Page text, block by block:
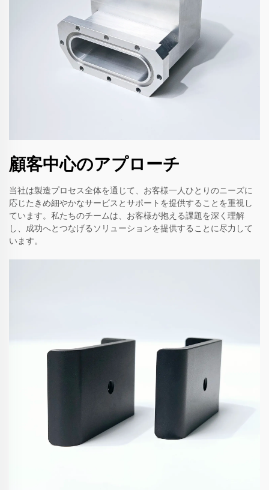
顧客中心のアプローチ
当社は製造プロセス全体を通じて、お客様一人ひとりのニーズに
応じたきめ細やかなサービスとサポートを提供することを重視し
ています。私たちのチームは、お客様が抱える課題を深く理解
し、成功へとつなげるソリューションを提供することに尽力して
います。